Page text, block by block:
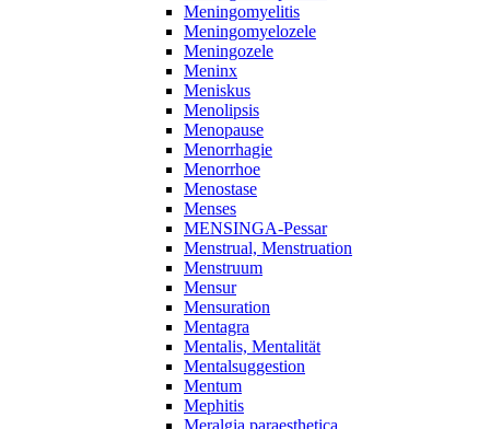
Meningomyelitis
Meningomyelozele
Meningozele
Meninx
Meniskus
Menolipsis
Menopause
Menorrhagie
Menorrhoe
Menostase
Menses
MENSINGA-Pessar
Menstrual, Menstruation
Menstruum
Mensur
Mensuration
Mentagra
Mentalis, Mentalität
Mentalsuggestion
Mentum
Mephitis
Meralgia paraesthetica